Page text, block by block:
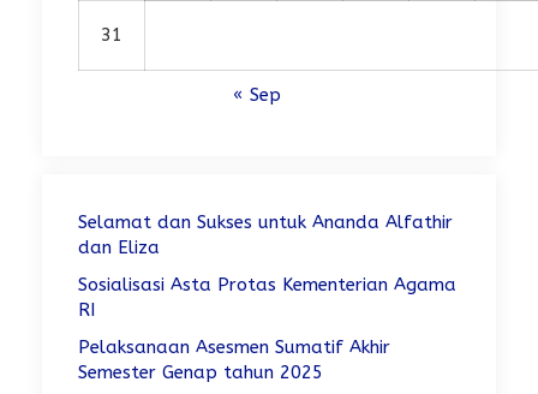
31
« Sep
Selamat dan Sukses untuk Ananda Alfathir
dan Eliza
Sosialisasi Asta Protas Kementerian Agama
RI
Pelaksanaan Asesmen Sumatif Akhir
Semester Genap tahun 2025